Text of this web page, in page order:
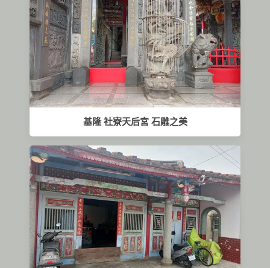
基隆 社寮天后宮 石雕之美